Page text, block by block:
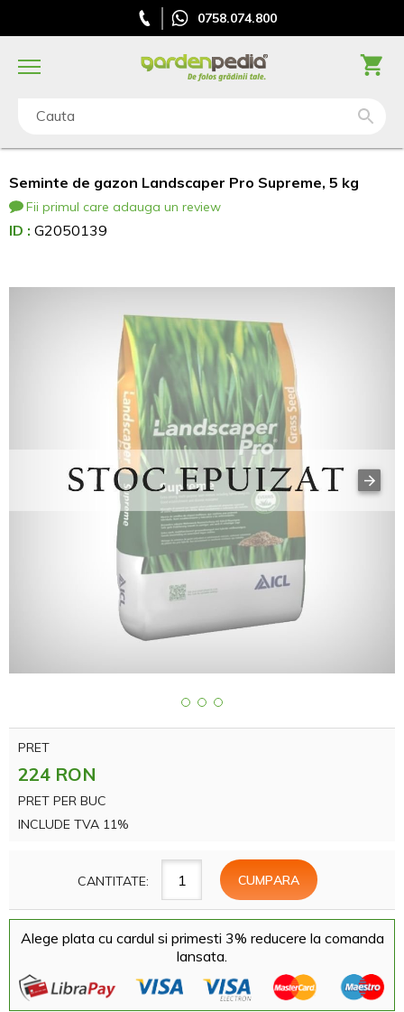
0758.074.800
Cauta
Seminte de gazon Landscaper Pro Supreme, 5 kg
Fii primul care adauga un review
ID : G2050139
PRET
224 RON
PRET PER BUC
INCLUDE TVA 11%
CANTITATE:
Alege plata cu cardul si primesti 3% reducere la comanda
lansata.